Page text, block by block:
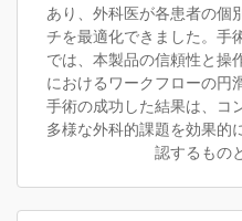
あり、外科医が各患者の個
チを最適化できました。手
では、本製品の信頼性と操
におけるワークフローの円
手術の成功した結果は、コ
多様な外科的課題を効果的
認するもの